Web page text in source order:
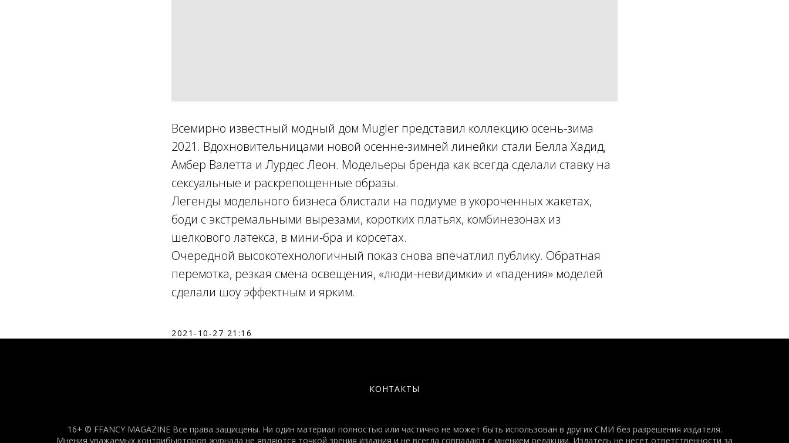
Всемирно известный модный дом Mugler представил коллекцию осень-зима
2021. Вдохновительницами новой осенне-зимней линейки стали Белла Хадид,
Амбер Валетта и Лурдес Леон. Модельеры бренда как всегда сделали ставку на
сексуальные и раскрепощенные образы.
Легенды модельного бизнеса блистали на подиуме в укороченных жакетах,
боди с экстремальными вырезами, коротких платьях, комбинезонах из
шелкового латекса, в мини-бра и корсетах.
Очередной высокотехнологичный показ снова впечатлил публику. Обратная
перемотка, резкая смена освещения, «люди-невидимки» и «падения» моделей
сделали шоу эффектным и ярким.
2021-10-27 21:16
КОНТАКТЫ
16+ © FFANCY MAGAZINE Все права защищены. Ни один материал полностью или частично не может быть использован в других СМИ без разрешения издателя.
Мнения уважаемых контрибьюторов журнала не являются точкой зрения издания и не всегда совпадают с мнением редакции. Издатель не несет ответственности за